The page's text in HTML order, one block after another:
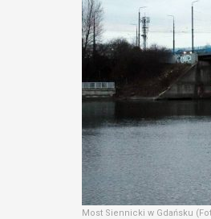
Most Siennicki w Gdańsku